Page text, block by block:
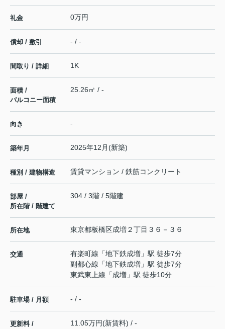
礼金 0万円
償却 / 敷引 - / -
間取り / 詳細 1K
面積 /
バルコニー面積
25.26㎡ / -
向き -
築年月 2025年12月(新築)
種別 / 建物構造 賃貸マンション / 鉄筋コンクリート
部屋 /
所在階 / 階建て
304 / 3階 / 5階建
所在地 東京都板橋区成増２丁目３６－３６
交通 有楽町線 「地下鉄成増 」駅 徒歩7分
副都心線 「地下鉄成増 」駅 徒歩7分
東武東上線 「成増 」駅 徒歩10分
駐車場 / 月額 - / -
更新料 /
11.05万円(新賃料) / -